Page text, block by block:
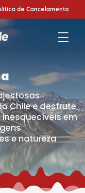
de Cancelamento
Chile e desfrute
em
e natureza